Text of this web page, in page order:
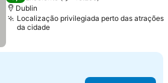
Dublin
Localização privilegiada perto das atrações
da cidade